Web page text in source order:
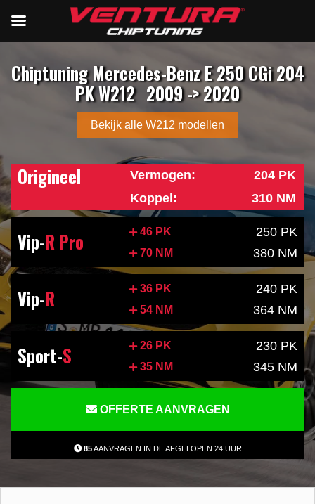
Chiptuning Mercedes-Benz E 250 CGi 204
PK W212 2009 -> 2020
Bekijk alle W212 modellen
Origineel Vermogen:
204 PK
Koppel:
310 NM
Vip-R Pro 46 PK 250 PK
70 NM 380 NM
Vip-R 36 PK 240 PK
54 NM 364 NM
Sport-S 26 PK 230 PK
35 NM 345 NM
OFFERTE AANVRAGEN
85AANVRAGEN IN DE AFGELOPEN 24 UUR